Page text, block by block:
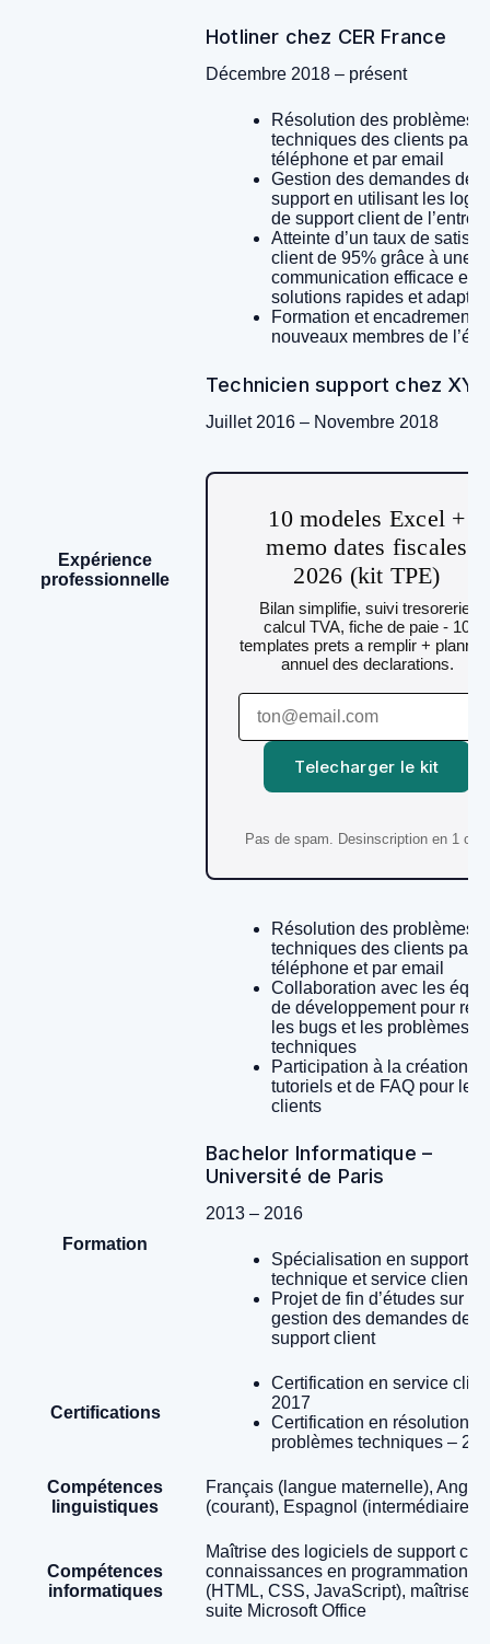
Expérience
professionnelle
Hotliner chez CER France
Décembre 2018 – présent
Résolution des problèmes
techniques des clients par
téléphone et par email
Gestion des demandes de
support en utilisant les
de support client de
Atteinte d’un taux de
client de 95% grâce à une
communication efficace et
solutions rapides et
Formation et encadrement
nouveaux membres de
Technicien support chez
Juillet 2016 – Novembre 2018
10 modeles Excel +
memo dates fiscales
2026 (kit TPE)
Bilan simplifie, suivi tresorerie,
calcul TVA, fiche de paie - 10
templates prets a remplir +
annuel des declarations.
Telecharger le kit
Pas de spam. Desinscription en 1 clic.
Résolution des problèmes
techniques des clients par
téléphone et par email
Collaboration avec les
de développement pour
les bugs et les problèmes
techniques
Participation à la création
tutoriels et de FAQ pour les
clients
Formation
Bachelor Informatique –
Université de Paris
2013 – 2016
Spécialisation en support
technique et service client
Projet de fin d’études sur la
gestion des demandes de
support client
Certifications
Certification en service
2017
Certification en résolution
problèmes techniques –
Compétences
linguistiques
Français (langue maternelle),
(courant), Espagnol (intermédiaire)
Compétences
informatiques
Maîtrise des logiciels de support
connaissances en programmation
(HTML, CSS, JavaScript), maîtrise
suite Microsoft Office